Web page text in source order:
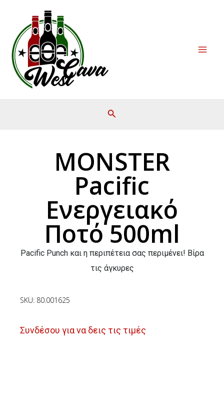
περιεχόμενο
MONSTER
Pacific
Ενεργειακό
Ποτό 500ml
Pacific Punch και η περιπέτεια σας περιμένει! Βίρα
τις άγκυρες
SKU: 80.001625
Συνδέσου για να δεις τις τιμές